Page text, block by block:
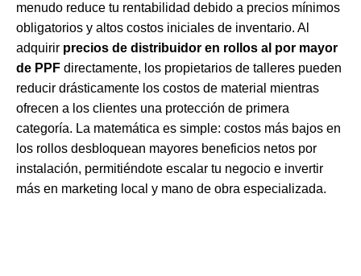
menudo reduce tu rentabilidad debido a precios mínimos
obligatorios y altos costos iniciales de inventario. Al
adquirir precios de distribuidor en rollos al por mayor
de PPF directamente, los propietarios de talleres pueden
reducir drásticamente los costos de material mientras
ofrecen a los clientes una protección de primera
categoría. La matemática es simple: costos más bajos en
los rollos desbloquean mayores beneficios netos por
instalación, permitiéndote escalar tu negocio e invertir
más en marketing local y mano de obra especializada.